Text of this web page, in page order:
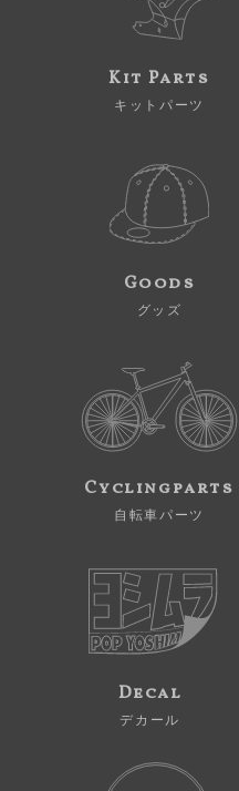
Kit Parts
キットパーツ
Goods
グッズ
Cyclingparts
自転車パーツ
Decal
デカール